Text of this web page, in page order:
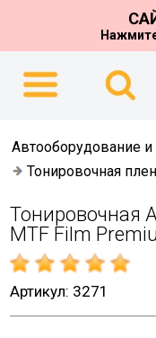
Автооборудование и
Тонировочная
Тонировочная
MTF Film
Артикул: 3271